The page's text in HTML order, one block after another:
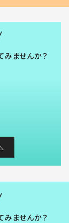
みませんか？
みませんか？